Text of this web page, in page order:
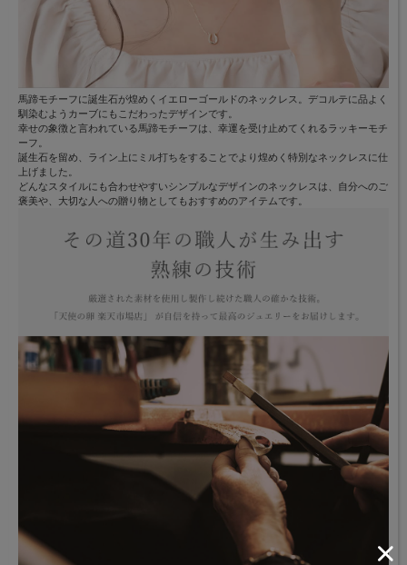
馬蹄モチーフに誕生石が煌めくイエローゴールドのネックレス。デコルテに品よく
馴染むようカーブにもこだわったデザインです。
幸せの象徴と言われている馬蹄モチーフは、幸運を受け止めてくれるラッキーモチ
ーフ。
誕生石を留め、ライン上にミル打ちをすることでより煌めく特別なネックレスに仕
上げました。
どんなスタイルにも合わせやすいシンプルなデザインのネックレスは、自分へのご
褒美や、大切な人への贈り物としてもおすすめのアイテムです。